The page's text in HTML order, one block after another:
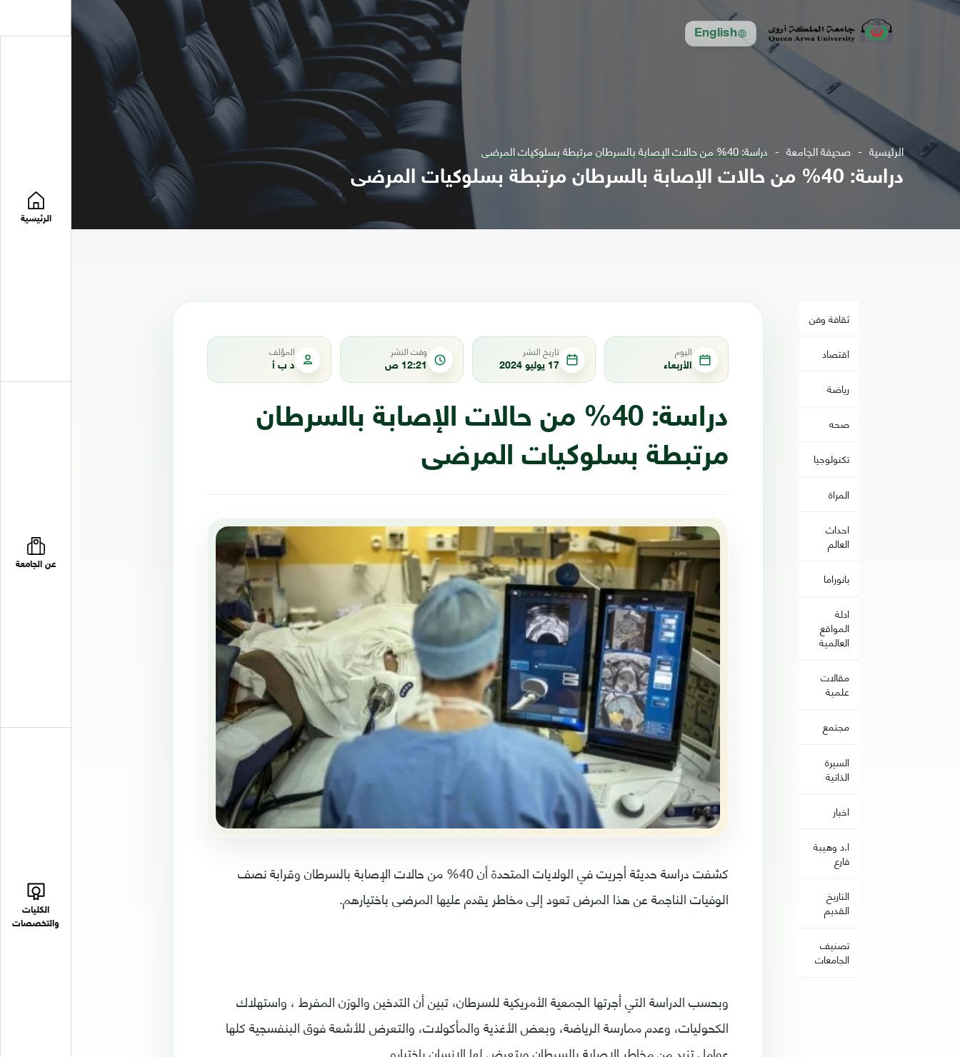
English
الرئيسية
عن الجامعة
الكليات
والتخصصات
الرئيسية صحيفة الجامعة دراسة: 40% من حالات الإصابة بالسرطان مرتبطة بسلوكيات المرضى
دراسة: 40% من حالات الإصابة بالسرطان مرتبطة بسلوكيات المرضى
ثقافة وفن
اقتصاد
رياضة
صحه
تكنولوجيا
المراة
احداث
العالم
بانوراما
ادلة
المواقع
العالمية
مقالات
علمية
مجتمع
السيرة
الذاتية
اخبار
ا.د وهيبة
فارع
التاريخ
القديم
تصنيف
الجامعات
اليوم
الأربعاء
تاريخ النشر
17 يوليو 2024
وقت النشر
12:21 ص
المؤلف
د ب أ
دراسة: 40% من حالات الإصابة بالسرطان
مرتبطة بسلوكيات المرضى
كشفت دراسة حديثة أجريت في الولايات المتحدة أن 40% من حالات الإصابة بالسرطان وقرابة نصف
الوفيات الناجمة عن هذا المرض تعود إلى مخاطر يقدم عليها المرضى باختيارهم.
وبحسب الدراسة التي أجرتها الجمعية الأمريكية للسرطان، تبين أن التدخين والوزن المفرط ، واستهلاك
الكحوليات، وعدم ممارسة الرياضة، وبعض الأغذية والمأكولات، والتعرض للأشعة فوق البنفسجية كلها